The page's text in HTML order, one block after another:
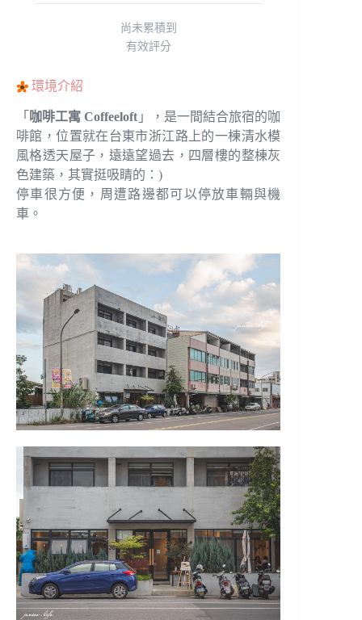
尚未累積到
有效評分
環境介紹
「 咖啡工寓 Coffeeloft 」，是一間結合旅宿的咖
啡館，位置就在台東市浙江路上的一棟清水模
風格透天屋子，遠遠望過去，四層樓的整棟灰
色建築，其實挺吸睛的：)
停車很方便，周遭路邊都可以停放車輛與機
車。